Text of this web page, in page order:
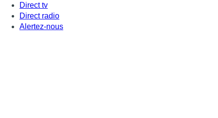
Direct tv
Direct radio
Alertez-nous